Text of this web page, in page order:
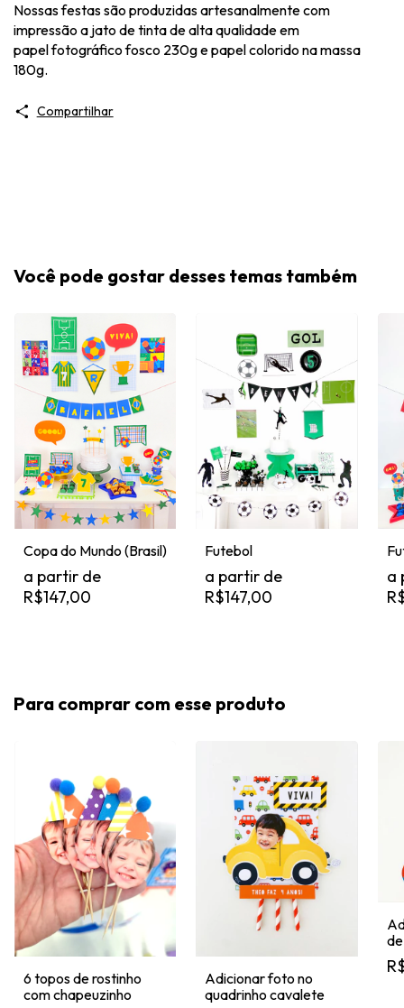
Nossas festas são produzidas artesanalmente com
impressão a jato de tinta de alta qualidade em
papel fotográfico fosco 230g e papel colorido na massa
180g.
Compartilhar
Você pode gostar desses temas também
Copa do Mundo (Brasil)
R$147,00
Futebol
R$147,00
Para comprar com esse produto
6 topos de rostinho
com chapeuzinho
Adicionar foto no
quadrinho cavalete